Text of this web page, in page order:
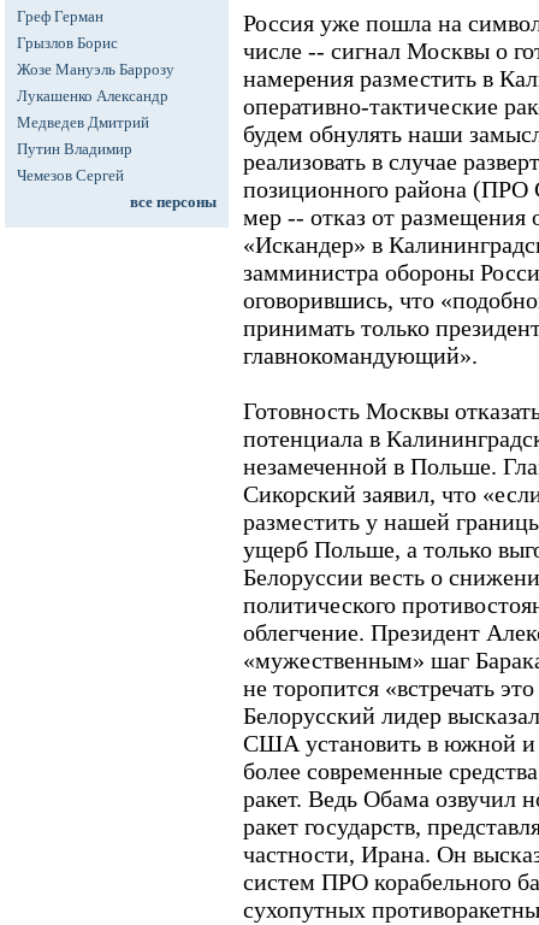
Греф Герман
Грызлов Борис
Жозе Мануэль Баррозу
Лукашенко Александр
Медведев Дмитрий
Путин Владимир
Чемезов Сергей
все персоны
Россия уже пошла на
числе -- сигнал Москвы о
намерения разместить в
оперативно-тактические
будем обнулять наши
реализовать в случае
позиционного района
мер -- отказ от размещения
«Искандер» в
замминистра обороны
оговорившись, что
принимать только
главнокомандующий».
Готовность Москвы
потенциала в
незамеченной в Польше.
Сикорский заявил, что
разместить у нашей
ущерб Польше, а только
Белоруссии весть о
политического
облегчение. Президент
«мужественным» шаг
не торопится «встречать
Белорусский лидер
США установить в южной и
более современные
ракет. Ведь Обама озвучил
ракет государств,
частности, Ирана. Он
систем ПРО корабельного
сухопутных